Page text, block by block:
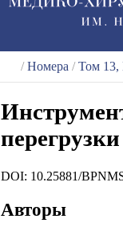
/Номера /Том 13,
перегрузки
DOI: 10.25881/
Авторы